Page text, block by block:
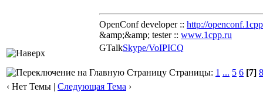
OpenConf developer :: http://
&amp;&amp; tester :: www.1cpp.ru
GTalkSkype/VoIPICQ
Страницы: 1 ... 5 6 [7] 8
‹ Нет Темы | Следующая Тема ›